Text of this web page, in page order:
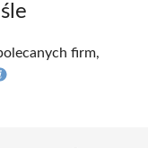
firm,